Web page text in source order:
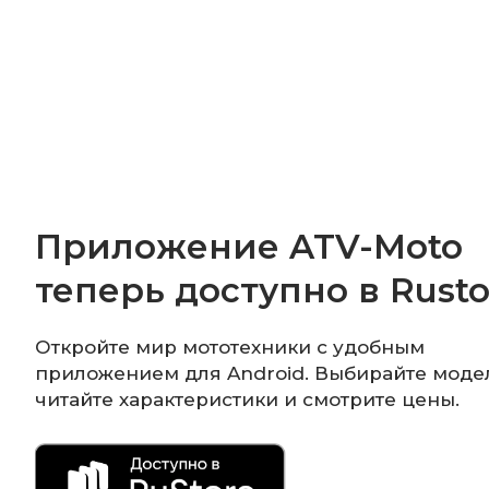
Приложение ATV-Moto
теперь доступно в
Откройте мир мототехники с удобным
приложением для Android. Выбирайте
читайте характеристики и смотрите цены.